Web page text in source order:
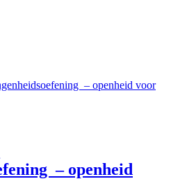
– openheid